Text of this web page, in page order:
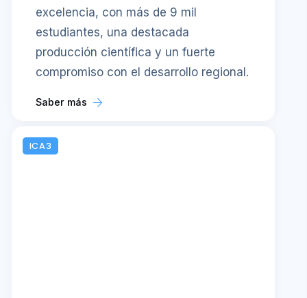
excelencia, con más de 9 mil
estudiantes, una destacada
producción científica y un fuerte
compromiso con el desarrollo regional.
Saber más
ICA3